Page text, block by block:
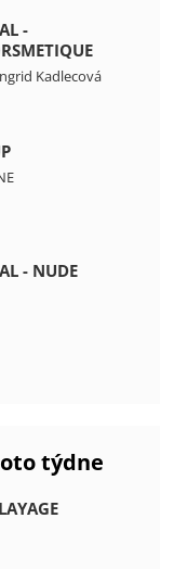
-
Kadlecová
- NUDE
týdne